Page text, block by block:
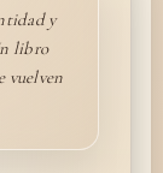
y
libro
vuelven